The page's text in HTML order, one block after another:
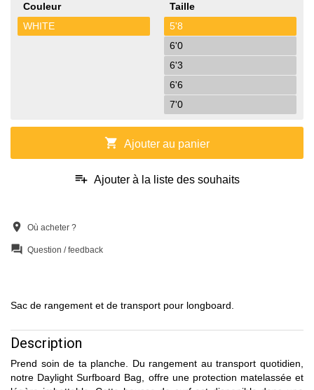
Couleur
WHITE
Taille
5'8
6'0
6'3
6'6
7'0
shopping_cart Ajouter au panier
playlist_add Ajouter à la liste des souhaits
location_on Où acheter ?
question_answer Question / feedback
Sac de rangement et de transport pour longboard.
Description
Prend soin de ta planche. Du rangement au transport quotidien,
notre Daylight Surfboard Bag, offre une protection matelassée et